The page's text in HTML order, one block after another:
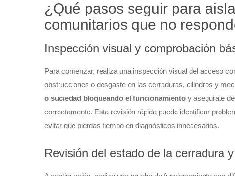
¿Qué pasos seguir para
comunitarios que no
Inspección visual y comprobación
Para comenzar, realiza una inspección visual del acceso
obstrucciones o desgaste en las cerraduras, cilindros y
o suciedad bloqueando el funcionamiento y asegúrate
correctamente. Esta revisión rápida puede identificar
evitar que pierdas tiempo en diagnósticos innecesarios.
Revisión del estado de la cerradura